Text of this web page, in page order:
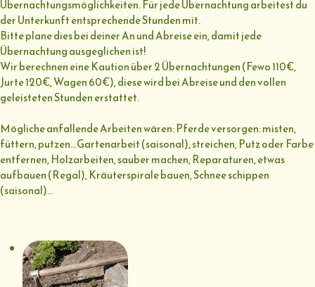
Übernachtungsmöglichkeiten. Für jede Übernachtung arbeitest du
der Unterkunft entsprechende Stunden mit.
Bitte plane dies bei deiner An und Abreise ein, damit jede
Übernachtung ausgeglichen ist!
Wir berechnen eine Kaution über 2 Übernachtungen (Fewo 110€,
Jurte 120€, Wagen 60€), diese wird bei Abreise und den vollen
geleisteten Stunden erstattet.
Mögliche anfallende Arbeiten wären: Pferde versorgen: misten,
füttern, putzen...Gartenarbeit (saisonal), streichen, Putz oder Farbe
entfernen, Holzarbeiten, sauber machen, Reparaturen, etwas
aufbauen (Regal), Kräuterspirale bauen, Schnee schippen
(saisonal)...